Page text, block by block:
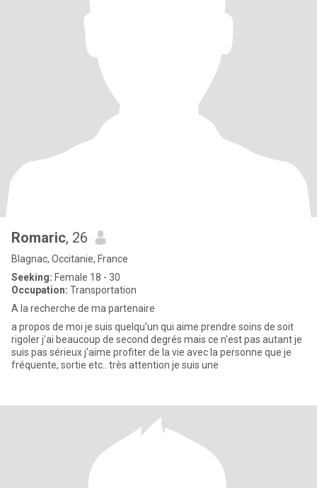
Romaric, 26
Blagnac, Occitanie, France
Seeking: Female 18 - 30
Occupation: Transportation
A la recherche de ma partenaire
a propos de moi je suis quelqu'un qui aime prendre soins de soit
rigoler j'ai beaucoup de second degrés mais ce n'est pas autant je
suis pas sérieux j'aime profiter de la vie avec la personne que je
fréquente, sortie etc.. très attention je suis une